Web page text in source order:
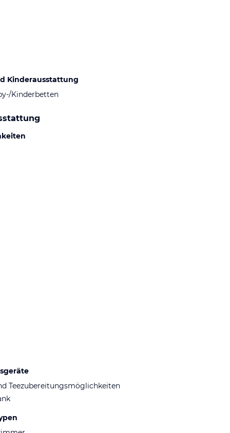
Kinderausstattung
Kinderbetten
Teezubereitungsmöglichkeiten